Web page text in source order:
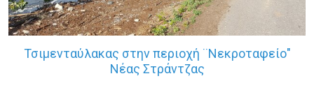
Τσιμενταύλακας στην περιοχή ¨Νεκροταφείο"
Νέας Στράντζας